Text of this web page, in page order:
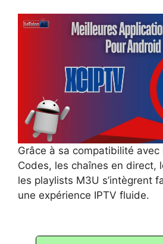
Grâce à sa compatibilité avec
Codes, les chaînes en direct,
les playlists M3U s’intègrent
une expérience IPTV fluide.